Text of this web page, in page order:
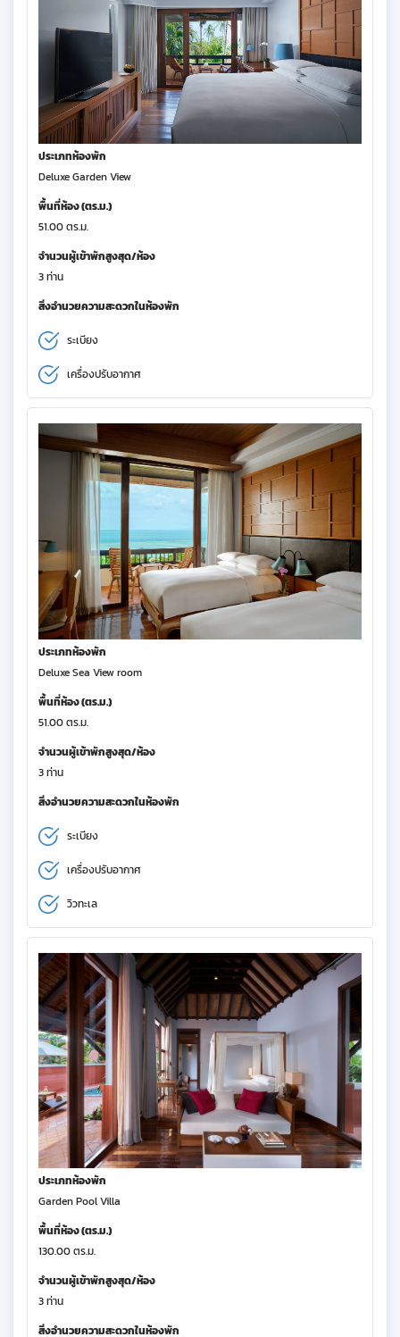
ประเภทห้องพัก
Deluxe Garden View
พื้นที่ห้อง (ตร.ม.)
51.00 ตร.ม.
จำนวนผู้เข้าพักสูงสุด/ห้อง
3 ท่าน
สิ่งอำนวยความสะดวกในห้องพัก
ระเบียง
เครื่องปรับอากาศ
ประเภทห้องพัก
Deluxe Sea View room
พื้นที่ห้อง (ตร.ม.)
51.00 ตร.ม.
จำนวนผู้เข้าพักสูงสุด/ห้อง
3 ท่าน
สิ่งอำนวยความสะดวกในห้องพัก
ระเบียง
เครื่องปรับอากาศ
วิวทะเล
ประเภทห้องพัก
Garden Pool Villa
พื้นที่ห้อง (ตร.ม.)
130.00 ตร.ม.
จำนวนผู้เข้าพักสูงสุด/ห้อง
3 ท่าน
สิ่งอำนวยความสะดวกในห้องพัก